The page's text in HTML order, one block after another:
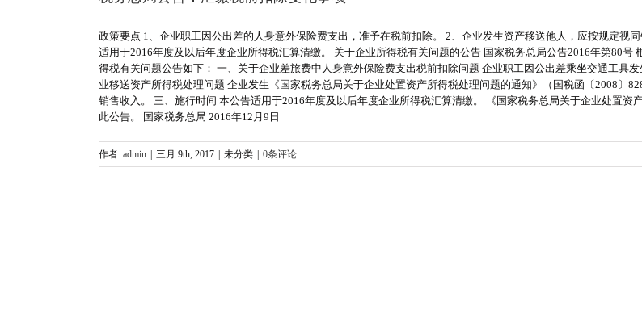
政策要点 1、企业职工因公出差的人身意外保险费支出，准予在税前扣除。 2、企业发生资产移送他人，应按规定视
适用于2016年度及以后年度企业所得税汇算清缴。 关于企业所得税有关问题的公告 国家税务总局公告2016年第80
得税有关问题公告如下： 一、关于企业差旅费中人身意外保险费支出税前扣除问题 企业职工因公出差乘坐交通工具
业移送资产所得税处理问题 企业发生《国家税务总局关于企业处置资产所得税处理问题的通知》（国税函〔2008〕
销售收入。 三、施行时间 本公告适用于2016年度及以后年度企业所得税汇算清缴。 《国家税务总局关于企业处置
此公告。 国家税务总局 2016年12月9日
作者: admin 三月 9th, 2017 未分类 0条评论